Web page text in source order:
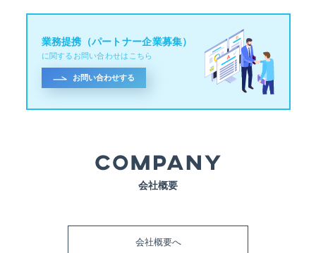
業務提携（パートナー企業募集）
に関するお問い合わせはこちら
お問い合わせする
会社概要
会社概要へ